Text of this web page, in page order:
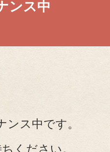
ンス中
ンス中です。
ください。